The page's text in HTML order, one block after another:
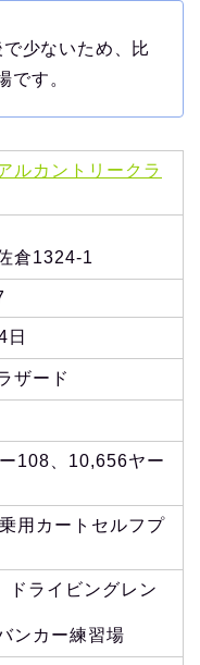
少ないため、比
です。
ルカントリークラ
倉1324-1
日
ザード
108、10,656ヤー
用カートセルフプ
ドライビングレン
ンカー練習場